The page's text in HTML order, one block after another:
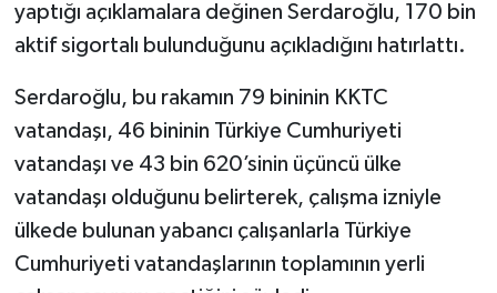
yaptığı açıklamalara değinen Serdaroğlu, 170 bin
aktif sigortalı bulunduğunu açıkladığını hatırlattı.
Serdaroğlu, bu rakamın 79 bininin KKTC
vatandaşı, 46 bininin Türkiye Cumhuriyeti
vatandaşı ve 43 bin 620’sinin üçüncü ülke
vatandaşı olduğunu belirterek, çalışma izniyle
ülkede bulunan yabancı çalışanlarla Türkiye
Cumhuriyeti vatandaşlarının toplamının yerli